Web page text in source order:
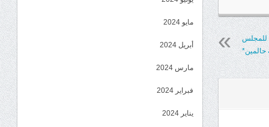
للمجلس
حالمين*
مايو 2024
أبريل 2024
مارس 2024
فبراير 2024
يناير 2024